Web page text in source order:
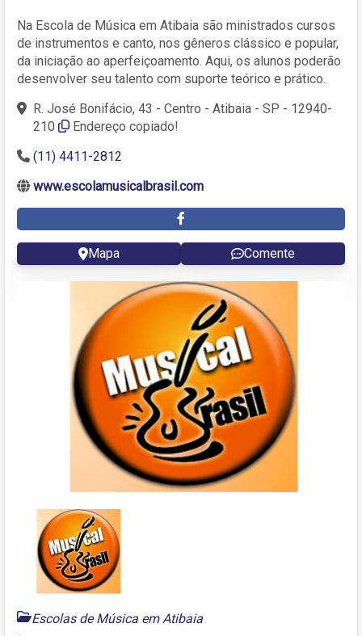
Na Escola de Música em Atibaia são ministrados cursos
de instrumentos e canto, nos gêneros clássico e popular,
da iniciação ao aperfeiçoamento. Aqui, os alunos poderão
desenvolver seu talento com suporte teórico e prático.
R. José Bonifácio, 43 - Centro - Atibaia - SP - 12940-
210
Endereço copiado!
(11) 4411-2812
www.escolamusicalbrasil.com
Mapa Comente
Escolas de Música em Atibaia